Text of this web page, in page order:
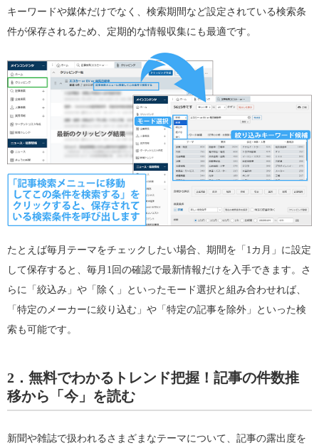
キーワードや媒体だけでなく、検索期間など設定されている検索条
件が保存されるため、定期的な情報収集にも最適です。
たとえば毎月テーマをチェックしたい場合、期間を「1カ月」に設定
して保存すると、毎月1回の確認で最新情報だけを入手できます。さ
らに「絞込み」や「除く」といったモード選択と組み合わせれば、
「特定のメーカーに絞り込む」や「特定の記事を除外」といった検
索も可能です。
2．無料でわかるトレンド把握！記事の件数推
移から「今」を読む
新聞や雑誌で扱われるさまざまなテーマについて、記事の露出度を